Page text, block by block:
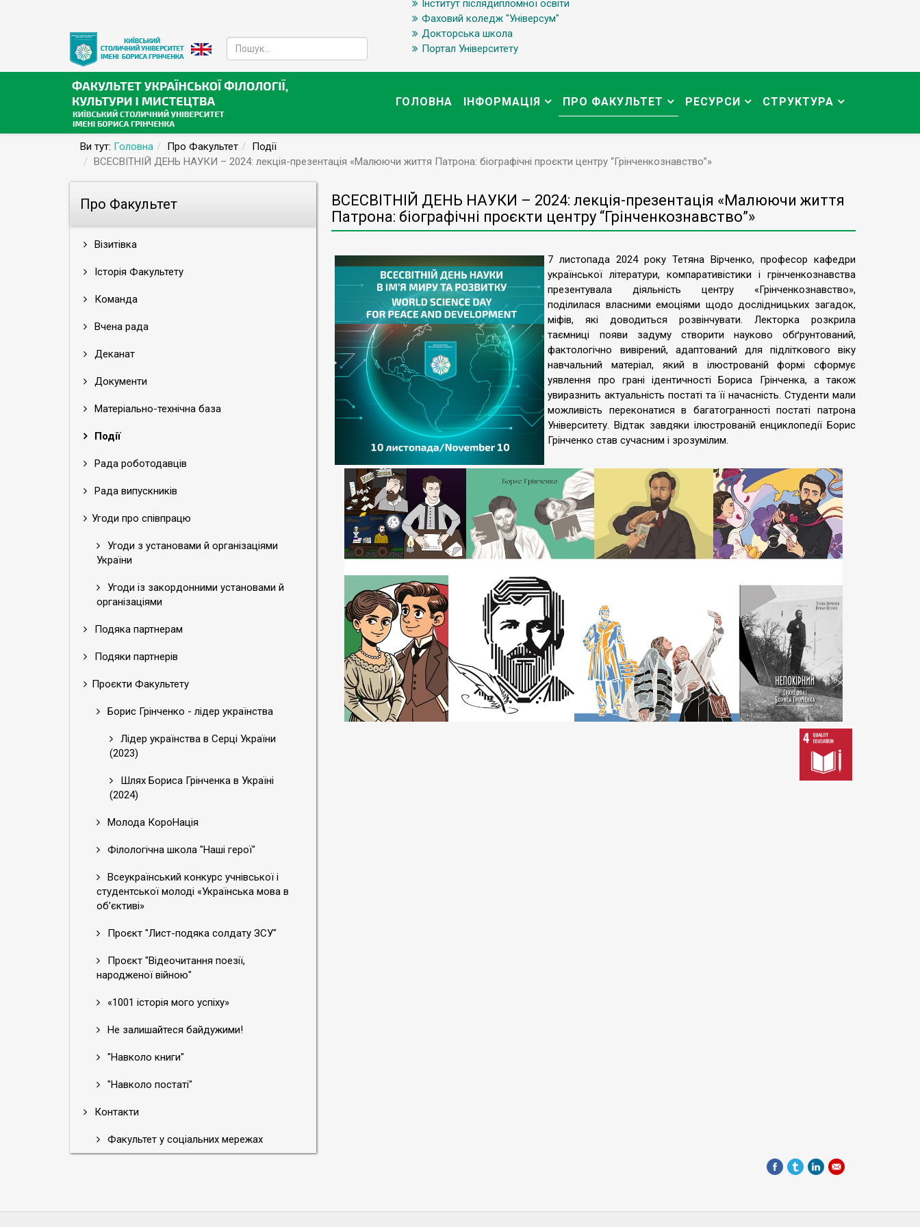
Інститут післядипломної освіти
Фаховий коледж "Універсум"
Докторська школа
Портал Університету
ГОЛОВНА ІНФОРМАЦІЯ ПРО ФАКУЛЬТЕТ РЕСУРСИ СТРУКТУРА
Ви тут: Головна Про Факультет
Події
ВСЕСВІТНІЙ ДЕНЬ НАУКИ – 2024: лекція-презентація «Малюючи життя Патрона: біографічні проєкти центру “Грінченкознавство”»
Про Факультет
Візитівка
Історія Факультету
Команда
Вчена рада
Деканат
Документи
Матеріально-технічна база
Події
Рада роботодавців
Рада випускників
Угоди про співпрацю
Угоди з установами й організаціями
України
Угоди із закордонними установами й
організаціями
Подяка партнерам
Подяки партнерів
Проєкти Факультету
Борис Грінченко - лідер українства
Лідер українства в Серці України
(2023)
Шлях Бориса Грінченка в Україні
(2024)
Молода КороНація
Філологічна школа "Наші герої"
Всеукраїнський конкурс учнівської і
студентської молоді «Українська мова в
об’єктиві»
Проєкт "Лист-подяка солдату ЗСУ"
Проєкт "Відеочитання поезії,
народженої війною"
«1001 історія мого успіху»
Не залишайтеся байдужими!
"Навколо книги"
"Навколо постаті"
Контакти
Факультет у соціальних мережах
ВСЕСВІТНІЙ ДЕНЬ НАУКИ – 2024: лекція-презентація «Малюючи життя
Патрона: біографічні проєкти центру “Грінченкознавство”»
7 листопада 2024 року Тетяна Вірченко, професор кафедри
української літератури, компаративістики і грінченкознавства
презентувала діяльність центру «Грінченкознавство»,
поділилася власними емоціями щодо дослідницьких загадок,
міфів, які доводиться розвінчувати. Лекторка розкрила
таємниці появи задуму створити науково обґрунтований,
фактологічно вивірений, адаптований для підліткового віку
навчальний матеріал, який в ілюстрованій формі сформує
уявлення про грані ідентичності Бориса Грінченка, а також
увиразнить актуальність постаті та її начасність. Студенти мали
можливість переконатися в багатогранності постаті патрона
Університету. Відтак завдяки ілюстрованій енциклопедії Борис
Грінченко став сучасним і зрозумілим.